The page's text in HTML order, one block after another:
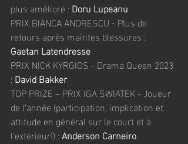
plus amélioré : Doru Lupeanu
PRIX BIANCA ANDRESCU - Plus de
retours après maintes blessures :
Gaetan Latendresse
PRIX NICK KYRGIOS - Drama Queen 2023
: David Bakker
TOP PRIZE – PRIX IGA SWIATEK - Joueur
de l’année (participation, implication et
attitude en général sur le court et à
l'extérieur!) : Anderson Carneiro